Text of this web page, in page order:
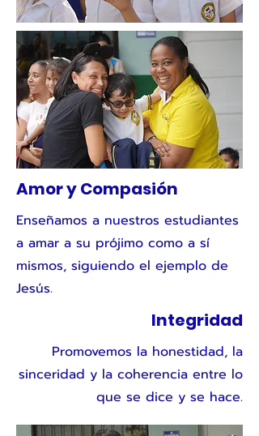
Amor y Compasión
Enseñamos a nuestros estudiantes
a amar a su prójimo como a sí
mismos, siguiendo el ejemplo de
Jesús.
Integridad
Promovemos la honestidad, la
sinceridad y la coherencia entre lo
que se dice y se hace.